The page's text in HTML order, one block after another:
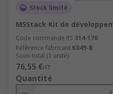
Stock limité
M5Stack Kit de
Code commande RS 314-170
Référence fabricant K049-B
Sous-total (1 unité)
76,55 €HT
Quantité